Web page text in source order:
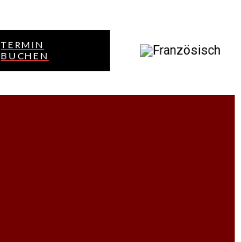
TERMIN
BUCHEN